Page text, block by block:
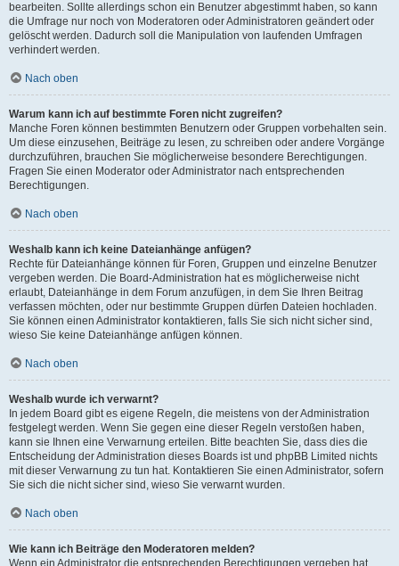
bearbeiten. Sollte allerdings schon ein Benutzer abgestimmt haben, so kann
die Umfrage nur noch von Moderatoren oder Administratoren geändert oder
gelöscht werden. Dadurch soll die Manipulation von laufenden Umfragen
verhindert werden.
Nach oben
Warum kann ich auf bestimmte Foren nicht zugreifen?
Manche Foren können bestimmten Benutzern oder Gruppen vorbehalten sein.
Um diese einzusehen, Beiträge zu lesen, zu schreiben oder andere Vorgänge
durchzuführen, brauchen Sie möglicherweise besondere Berechtigungen.
Fragen Sie einen Moderator oder Administrator nach entsprechenden
Berechtigungen.
Nach oben
Weshalb kann ich keine Dateianhänge anfügen?
Rechte für Dateianhänge können für Foren, Gruppen und einzelne Benutzer
vergeben werden. Die Board-Administration hat es möglicherweise nicht
erlaubt, Dateianhänge in dem Forum anzufügen, in dem Sie Ihren Beitrag
verfassen möchten, oder nur bestimmte Gruppen dürfen Dateien hochladen.
Sie können einen Administrator kontaktieren, falls Sie sich nicht sicher sind,
wieso Sie keine Dateianhänge anfügen können.
Nach oben
Weshalb wurde ich verwarnt?
In jedem Board gibt es eigene Regeln, die meistens von der Administration
festgelegt werden. Wenn Sie gegen eine dieser Regeln verstoßen haben,
kann sie Ihnen eine Verwarnung erteilen. Bitte beachten Sie, dass dies die
Entscheidung der Administration dieses Boards ist und phpBB Limited nichts
mit dieser Verwarnung zu tun hat. Kontaktieren Sie einen Administrator, sofern
Sie sich die nicht sicher sind, wieso Sie verwarnt wurden.
Nach oben
Wie kann ich Beiträge den Moderatoren melden?
Wenn ein Administrator die entsprechenden Berechtigungen vergeben hat,